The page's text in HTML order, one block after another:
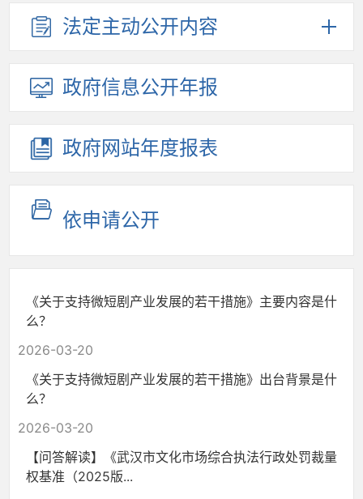
法定主动公开内容
政府信息公开年报
政府网站年度报表
依申请公开
《关于支持微短剧产业发展的若干措施》主要内容是什
么？
2026-03-20
《关于支持微短剧产业发展的若干措施》出台背景是什
么？
2026-03-20
【问答解读】《武汉市文化市场综合执法行政处罚裁量
权基准（2025版...